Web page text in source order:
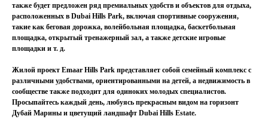
также будет предложен ряд премиальных удобств и объектов для отдыха,
расположенных в Dubai Hills Park, включая спортивные сооружения,
такие как беговая дорожка, волейбольная площадка, баскетбольная
площадка, открытый тренажерный зал, а также детские игровые
площадки и т. д.
Жилой проект Emaar Hills Park представляет собой семейный комплекс с
различными удобствами, ориентированными на детей, а недвижимость в
сообществе также подходит для одиноких молодых специалистов.
Просыпайтесь каждый день, любуясь прекрасным видом на горизонт
Дубай Марины и цветущий ландшафт Dubai Hills Estate.